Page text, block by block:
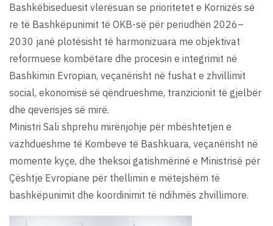
Bashkëbiseduesit vlerësuan se prioritetet e Kornizës së
re të Bashkëpunimit të OKB-së për periudhën 2026–
2030 janë plotësisht të harmonizuara me objektivat
reformuese kombëtare dhe procesin e integrimit në
Bashkimin Evropian, veçanërisht në fushat e zhvillimit
social, ekonomisë së qëndrueshme, tranzicionit të gjelbër
dhe qeverisjes së mirë.
Ministri Sali shprehu mirënjohje për mbështetjen e
vazhdueshme të Kombeve të Bashkuara, veçanërisht në
momente kyçe, dhe theksoi gatishmërinë e Ministrisë për
Çështje Evropiane për thellimin e mëtejshëm të
bashkëpunimit dhe koordinimit të ndihmës zhvillimore.